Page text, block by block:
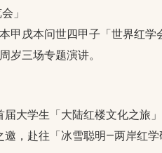
」
甲戌本问世四甲子「世界红学
岁三场专题演讲。
大学生「大陆红楼文化之旅」
，赴往「冰雪聪明—两岸红学